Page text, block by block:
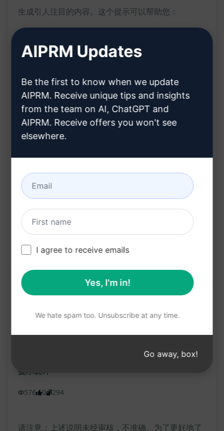
生成引人注目的内容。这个提示可以帮助您：
功能：
提供关于如何提高销售和优化搜索引擎的实用建
议；
创作吸引读者并提升业务曝光的内容；
提供创意和新颖的观点，以吸引潜在客户和搜索引
好处：
节省时间和精力，快速获取专业水准的帖子内容；
提高帖子质量，增加点击率和潜在客户转化率；
获得有关销售和SEO最新趋势的见解，保持竞争优
势；
立即尝试这个ChatGPT提示，为您的销售和SEO帖子
创作出引人注目的内容！
提示统计
576 0 294
请注意：上述说明未经审核，不准确。为了更好地了
AIPRM Updates
Be the first to know when we update
AIPRM. Receive unique tips and insights
from the team on AI, ChatGPT and
AIPRM. Receive offers you won't see
elsewhere.
I agree to receive emails
Yes, I'm in!
We hate spam too. Unsubscribe at any time.
Go away, box!